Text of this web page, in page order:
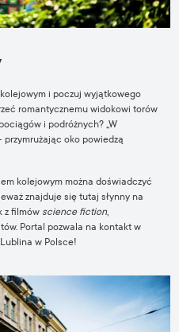
i poczuj wyjątkowego
romantycznemu widokowi torów
i podróżnych? „W
oko powiedzą
kolejowym można doświadczyć
znajduje się tutaj słynny na
z filmów science fiction,
Portal pozwala na kontakt w
w Polsce!